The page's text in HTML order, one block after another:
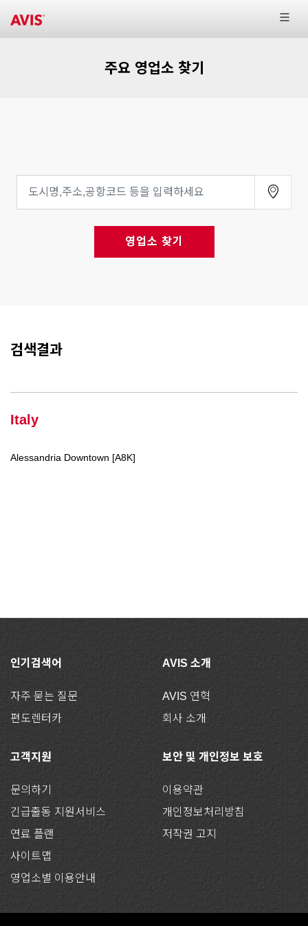
주요 영업소 찾기
영업소 찾기
검색결과
Italy
Alessandria Downtown [A8K]
인기검색어
자주 묻는 질문
편도렌터카
AVIS 소개
AVIS 연혁
회사 소개
고객지원
문의하기
긴급출동 지원서비스
연료 플랜
사이트맵
영업소별 이용안내
보안 및 개인정보 보호
이용약관
개인정보처리방침
저작권 고지